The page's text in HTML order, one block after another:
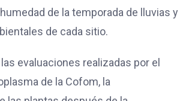
de la temporada de lluvias y
de cada sitio.
evaluaciones realizadas por el
de la Cofom, la